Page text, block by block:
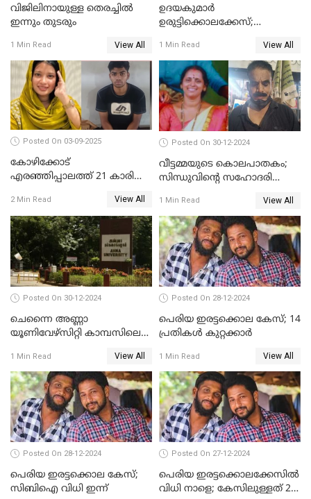
വിജിലിനായുള്ള തെരച്ചിൽ
ഇന്നും തുടരും
1 Min Read View All
ഉദയകുമാര്‍
ഉരുട്ടിക്കൊലക്കേസ്;
സുപ്രീംകോടതിയിലേക്ക്
1 Min Read View All
Posted On 03-09-2025
കോഴിക്കോട്
എരഞ്ഞിപ്പാലത്ത് 21 കാരി
കൂടുതൽ അന്വേഷണത്തിന്
പൊലീസ്
2 Min Read View All
Posted On 30-12-2024
വീട്ടമ്മയുടെ കൊലപാതകം;
സിന്ധുവിന്റെ സഹോദരി
1 Min Read View All
Posted On 30-12-2024
ചെന്നൈ അണ്ണാ
യൂണിവേഴ്‌സിറ്റി കാമ്പസിലെ
കമ്മീഷന്‍ ഇന്ന്
യൂണിവേഴ്‌സിറ്റിയിലെത്തും
1 Min Read View All
Posted On 28-12-2024
പെരിയ ഇരട്ടക്കൊല കേസ്; 14
പ്രതികള്‍ കുറ്റക്കാര്‍
1 Min Read View All
Posted On 28-12-2024
പെരിയ ഇരട്ടക്കൊല കേസ്;
സിബിഐ വിധി ഇന്ന്
Posted On 27-12-2024
പെരിയ ഇരട്ടക്കൊലക്കേസില്‍
വിധി നാളെ; കേസിലുള്ളത് 24